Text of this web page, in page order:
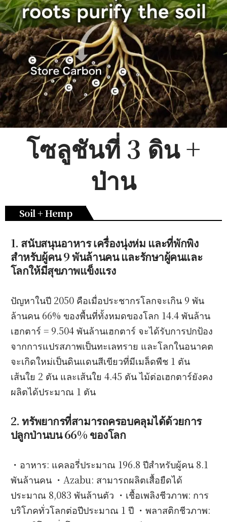
โซลูชันที่ 3 ดิน +
ป่าน
Soil + Hemp
1. สนับสนุนอาหาร เครื่องนุ่งห่ม และที่พักพิง
สำหรับผู้คน 9 พันล้านคน และรักษาผู้คนและ
โลกให้มีสุขภาพแข็งแรง
ปัญหาในปี 2050 คือเมื่อประชากรโลกจะเกิน 9 พัน
ล้านคน 66% ของพื้นที่ทั้งหมดของโลก 14.4 พันล้าน
เฮกตาร์ = 9.504 พันล้านเฮกตาร์ จะได้รับการปกป้อง
จากการแปรสภาพเป็นทะเลทราย และโลกในอนาคต
จะเกิดใหม่เป็นดินแดนสีเขียวที่มีเมล็ดพืช 1 ตัน
เส้นใย 2 ตัน และเส้นใย 4.45 ตัน ไม้ต่อเฮกตาร์ยังคง
ผลิตได้ประมาณ 1 ตัน
2. ทรัพยากรที่สามารถครอบคลุมได้ด้วยการ
ปลูกป่านบน 66% ของโลก​
・อาหาร: แคลอรี่ประมาณ 196.8 ปีสำหรับผู้คน 8.1
พันล้านคน ・Azabu: สามารถผลิตเสื้อยืดได้
ประมาณ 8,083 พันล้านตัว ・เชื้อเพลิงชีวภาพ: การ
บริโภคทั่วโลกต่อปีประมาณ 1 ปี ・พลาสติกชีวภาพ: